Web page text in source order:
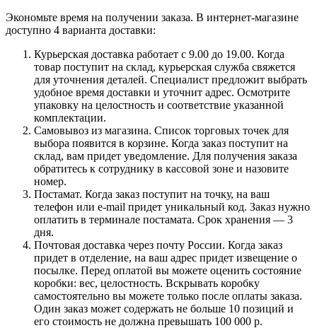
Экономьте время на получении заказа. В интернет-магазине
доступно 4 варианта доставки:
Курьерская доставка работает с 9.00 до 19.00. Когда
товар поступит на склад, курьерская служба свяжется
для уточнения деталей. Специалист предложит выбрать
удобное время доставки и уточнит адрес. Осмотрите
упаковку на целостность и соответствие указанной
комплектации.
Самовывоз из магазина. Список торговых точек для
выбора появится в корзине. Когда заказ поступит на
склад, вам придет уведомление. Для получения заказа
обратитесь к сотруднику в кассовой зоне и назовите
номер.
Постамат. Когда заказ поступит на точку, на ваш
телефон или e-mail придет уникальный код. Заказ нужно
оплатить в терминале постамата. Срок хранения — 3
дня.
Почтовая доставка через почту России. Когда заказ
придет в отделение, на ваш адрес придет извещение о
посылке. Перед оплатой вы можете оценить состояние
коробки: вес, целостность. Вскрывать коробку
самостоятельно вы можете только после оплаты заказа.
Один заказ может содержать не больше 10 позиций и
его стоимость не должна превышать 100 000 р.